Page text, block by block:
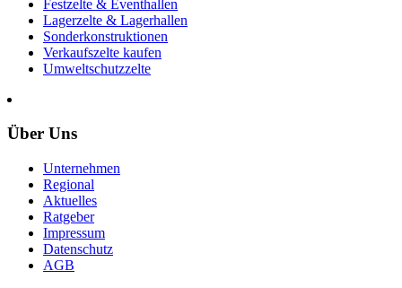
Festzelte & Eventhallen
Lagerzelte & Lagerhallen
Sonderkonstruktionen
Verkaufszelte kaufen
Umweltschutzzelte
Über Uns
Unternehmen
Regional
Aktuelles
Ratgeber
Impressum
Datenschutz
AGB